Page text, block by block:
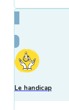
Le handicap